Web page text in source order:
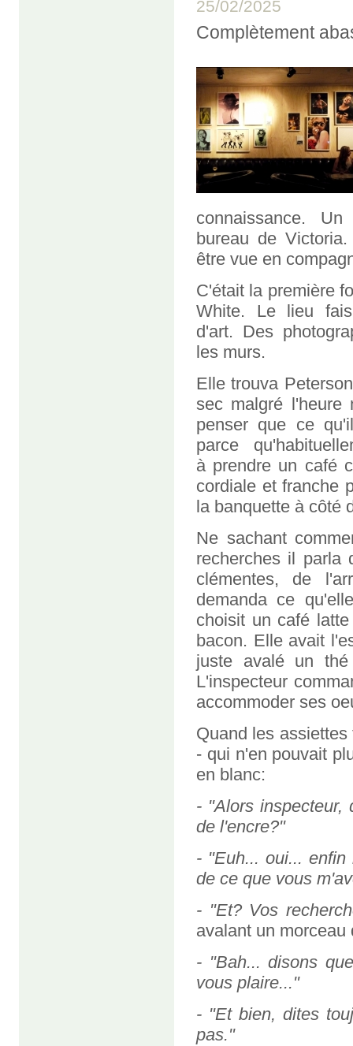
25/02/2025
Complètement
connaissance.
bureau de
être vue en
C'était la première
White. Le lieu
d'art. Des
les murs.
Elle trouva
sec malgré l'heure
penser que ce
parce
à prendre un café
cordiale et franche
la banquette à côté
Ne sachant
recherches il parla
clémentes, de
demanda ce
choisit un café
bacon. Elle avait
juste avalé un
L'inspecteur
accommoder ses
Quand les
- qui n'en pouvait
en blanc:
- "Alors inspecteur,
de l'encre?"
- "Euh... oui...
de ce que vous
- "Et? Vos
avalant un morceau
- "Bah... disons
vous plaire..."
- "Et bien, dites
pas."